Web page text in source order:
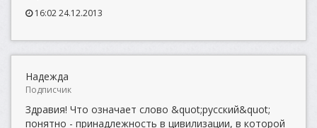
16:02 24.12.2013
Надежда
Подписчик
Здравия! Что означает слово &quot;русский&quot;
понятно - принадлежность в цивилизации, в которой